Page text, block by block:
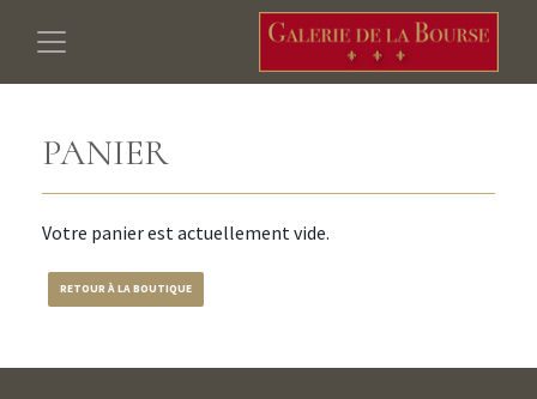
PANIER
Votre panier est actuellement vide.
RETOUR À LA BOUTIQUE